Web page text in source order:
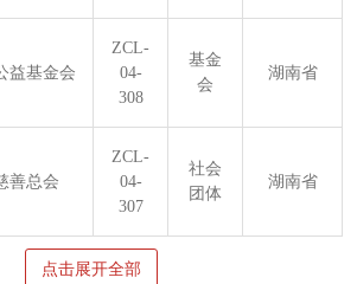
益基金会
ZCL-
04-
308
基金
会
湖南省
善总会
ZCL-
04-
307
社会
团体
湖南省
点击展开全部